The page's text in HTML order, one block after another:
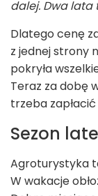
dalej. Dwa lata
Dlatego cenę
z jednej strony
pokryła
Teraz za dobę
trzeba zapłacić
Sezon
Agroturystyka
W wakacje